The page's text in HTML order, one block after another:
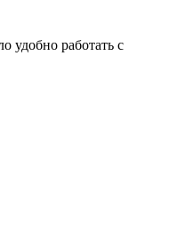
удобно работать с